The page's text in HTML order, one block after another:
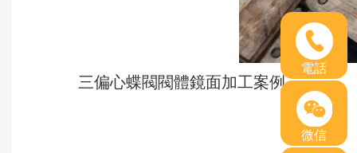
三偏心蝶閥閥體鏡面加工案例
電話
微信